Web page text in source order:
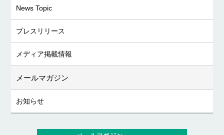
News Topic
プレスリリース
メディア掲載情報
メールマガジン
お知らせ